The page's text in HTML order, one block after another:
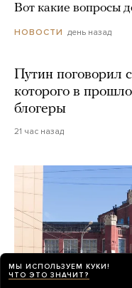
Вот какие вопросы
НОВОСТИ день назад
Путин поговорил
которого в
блогеры
21 час назад
МЫ ИСПОЛЬЗУЕМ КУКИ!
ЧТО ЭТО ЗНАЧИТ?